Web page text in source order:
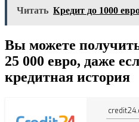
Читать Кредит до 1000
Вы можете
25 000 евро, даже
кредитная история